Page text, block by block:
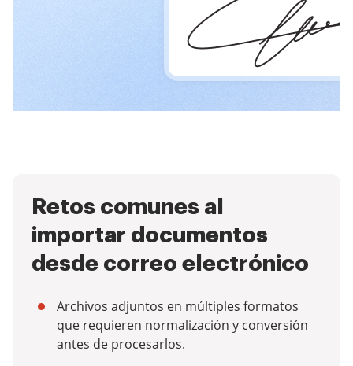
Retos comunes al
importar documentos
desde correo electrónico
Archivos adjuntos en múltiples formatos
que requieren normalización y conversión
antes de procesarlos.